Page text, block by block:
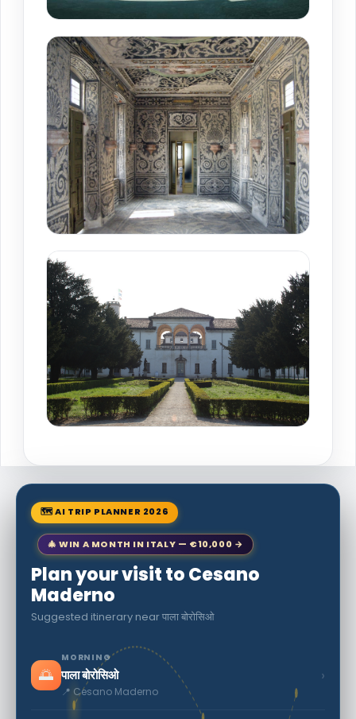
🗺 AI TRIP PLANNER 2026
🎄 WIN A MONTH IN ITALY — €10,000 →
Plan your visit to Cesano
Maderno
Suggested itinerary near पाला बोरोसिओ
🌅
MORNING
पाला बोरोसिओ
📍 Cesano Maderno
›